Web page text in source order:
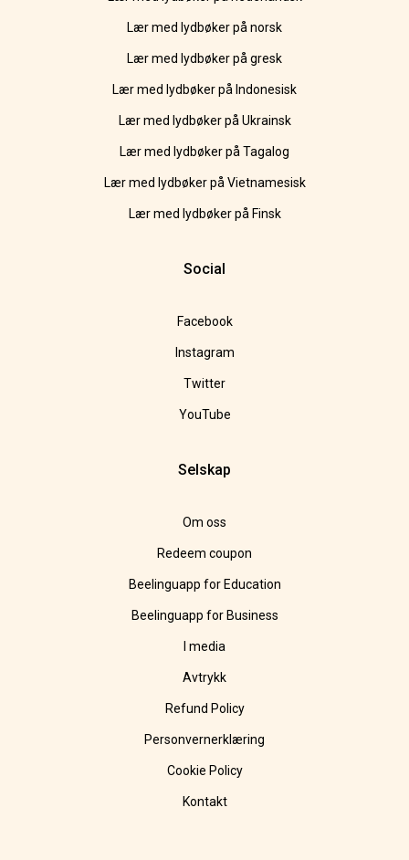
Lær med lydbøker på norsk
Lær med lydbøker på gresk
Lær med lydbøker på Indonesisk
Lær med lydbøker på Ukrainsk
Lær med lydbøker på Tagalog
Lær med lydbøker på Vietnamesisk
Lær med lydbøker på Finsk
Social
Facebook
Instagram
Twitter
YouTube
Selskap
Om oss
Redeem coupon
Beelinguapp for Education
Beelinguapp for Business
I media
Avtrykk
Refund Policy
Personvernerklæring
Cookie Policy
Kontakt